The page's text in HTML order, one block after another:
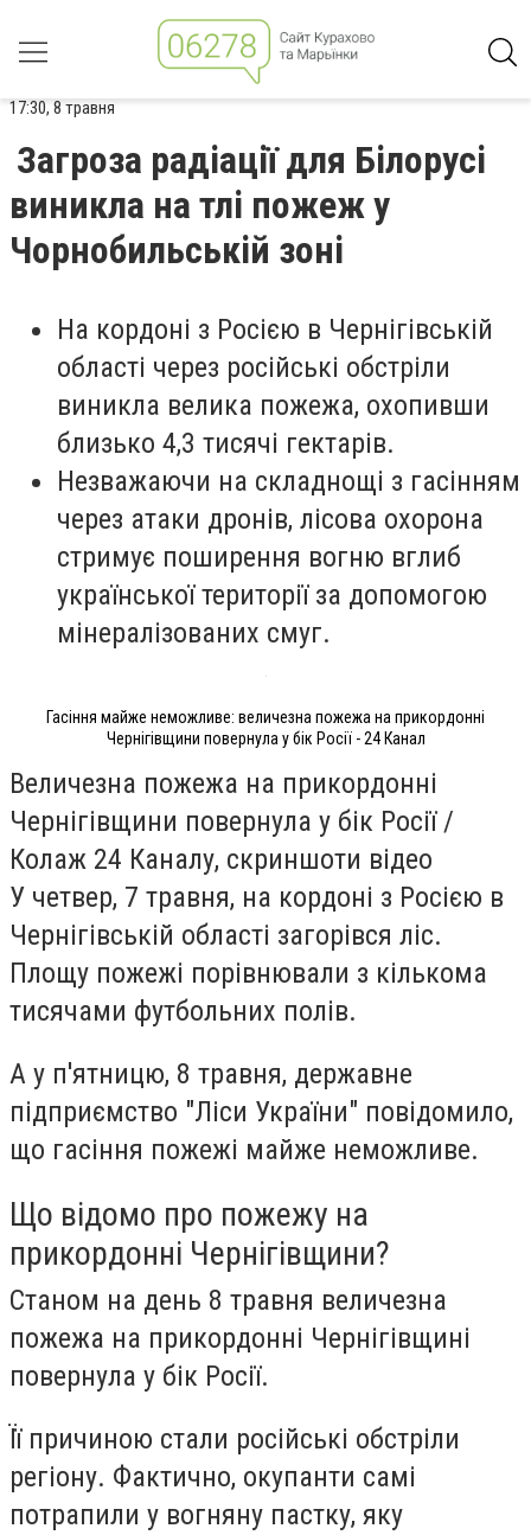
17:30, 8 травня
Загроза радіації для Білорусі
виникла на тлі пожеж у
Чорнобильській зоні
На кордоні з Росією в Чернігівській
області через російські обстріли
виникла велика пожежа, охопивши
близько 4,3 тисячі гектарів.
Незважаючи на складнощі з гасінням
через атаки дронів, лісова охорона
стримує поширення вогню вглиб
української території за допомогою
мінералізованих смуг.
Гасіння майже неможливе: величезна пожежа на прикордонні
Чернігівщини повернула у бік Росії - 24 Канал
Величезна пожежа на прикордонні
Чернігівщини повернула у бік Росії /
Колаж 24 Каналу, скриншоти відео
У четвер, 7 травня, на кордоні з Росією в
Чернігівській області загорівся ліс.
Площу пожежі порівнювали з кількома
тисячами футбольних полів.
А у п'ятницю, 8 травня, державне
підприємство "Ліси України" повідомило,
що гасіння пожежі майже неможливе.
Що відомо про пожежу на
прикордонні Чернігівщини?
С️таном на день 8 травня величезна
пожежа на прикордонні Чернігівщині
повернула у бік Росії.
Її причиною стали російські обстріли
регіону. Фактично, окупанти самі
потрапили у вогняну пастку, яку